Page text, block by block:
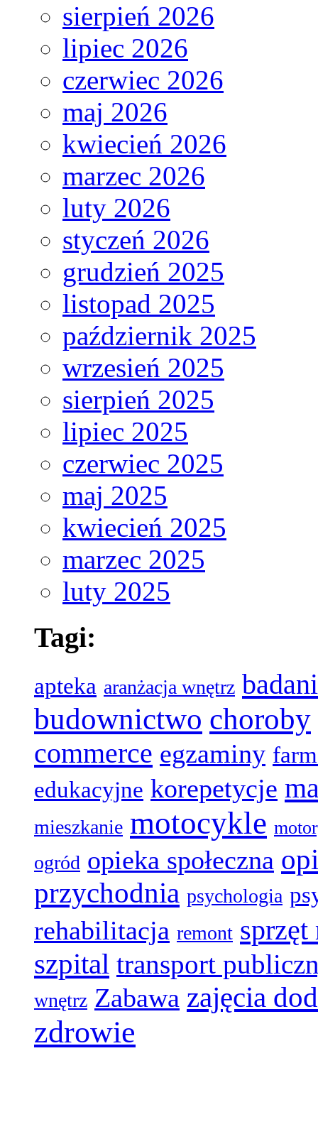
sierpień 2026
lipiec 2026
czerwiec 2026
maj 2026
kwiecień 2026
marzec 2026
luty 2026
styczeń 2026
grudzień 2025
listopad 2025
październik 2025
wrzesień 2025
sierpień 2025
lipiec 2025
czerwiec 2025
maj 2025
kwiecień 2025
marzec 2025
luty 2025
Tagi:
apteka aranżacja wnętrz
budownictwo choroby
commerce egzaminy
edukacyjne korepetycje
mieszkanie motocykle
ogród opieka społeczna
przychodnia psychologia
rehabilitacja remont sprzęt
szpital transport
wnętrz Zabawa zajęcia
zdrowie